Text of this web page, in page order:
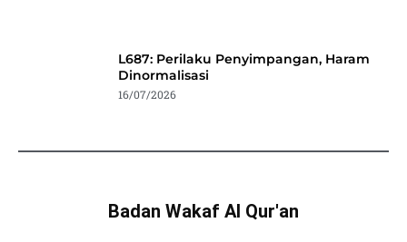
L687: Perilaku Penyimpangan, Haram
Dinormalisasi
16/07/2026
Badan Wakaf Al Qur'an